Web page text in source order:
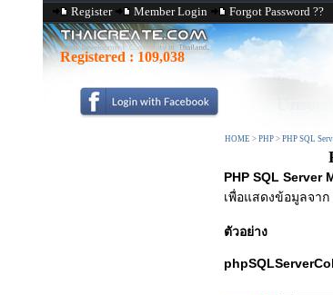
Register Member Login Forgot Password ??
Registered : 109,038
HOME > PHP > PHP SQL
PHP SQL Server
เพื่อแสดงข้อมูลจา
ตัวอย่าง